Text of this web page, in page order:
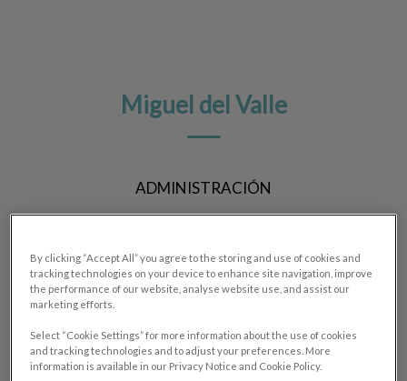
Miguel del Valle
ADMINISTRACIÓN
By clicking “Accept All” you agree to the storing and use of cookies and
tracking technologies on your device to enhance site navigation, improve
the performance of our website, analyse website use, and assist our
marketing efforts.
Select “Cookie Settings” for more information about the use of cookies
and tracking technologies and to adjust your preferences. More
information is available in our Privacy Notice and Cookie Policy.